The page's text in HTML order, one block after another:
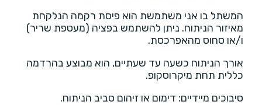
המשתל בו אני משתמשת הוא פיסת רקמה הנלקחת
מאיזור הניתוח. ניתן להשתמש בפציה (מעטפת שריר)
ו/או סחוס מהאפרכסת.
אורך הניתוח כשעה עד שעתיים, הוא מבוצע בהרדמה
כללית תחת מיקרוסקופ.
סיבוכים מיידיים: דימום או זיהום סביב הניתוח.